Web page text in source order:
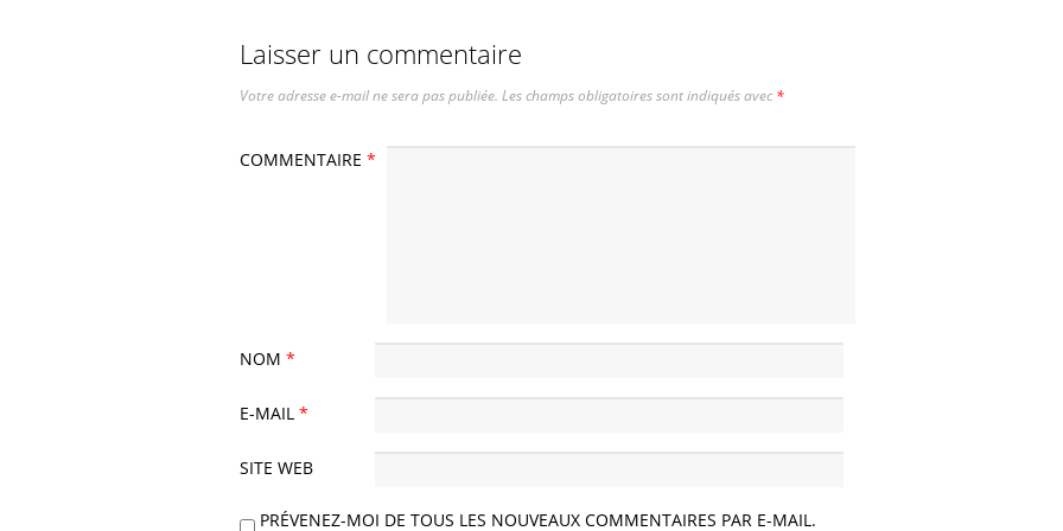
Laisser un commentaire
Votre adresse e-mail ne sera pas publiée. Les champs obligatoires sont indiqués avec*
COMMENTAIRE*
NOM*
E-MAIL*
SITE WEB
PRÉVENEZ-MOI DE TOUS LES NOUVEAUX COMMENTAIRES PAR E-MAIL.